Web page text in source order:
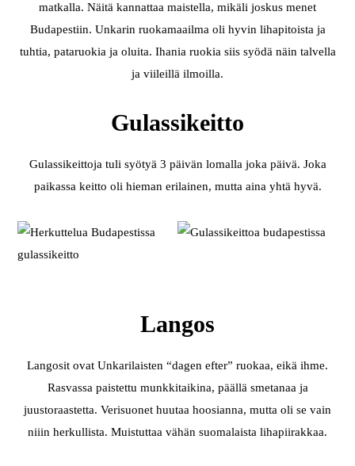
matkalla. Näitä kannattaa maistella, mikäli joskus menet
Budapestiin. Unkarin ruokamaailma oli hyvin lihapitoista ja
tuhtia, pataruokia ja oluita. Ihania ruokia siis syödä näin talvella
ja viileillä ilmoilla.
Gulassikeitto
Gulassikeittoja tuli syötyä 3 päivän lomalla joka päivä. Joka
paikassa keitto oli hieman erilainen, mutta aina yhtä hyvä.
Langos
Langosit ovat Unkarilaisten “dagen efter” ruokaa, eikä ihme.
Rasvassa paistettu munkkitaikina, päällä smetanaa ja
juustoraastetta. Verisuonet huutaa hoosianna, mutta oli se vain
niiin herkullista. Muistuttaa vähän suomalaista lihapiirakkaa.